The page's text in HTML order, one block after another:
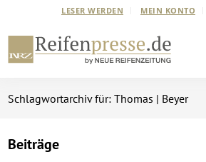
LESER WERDEN MEIN KONTO
Schlagwortarchiv für: Thomas | Beyer
Beiträge